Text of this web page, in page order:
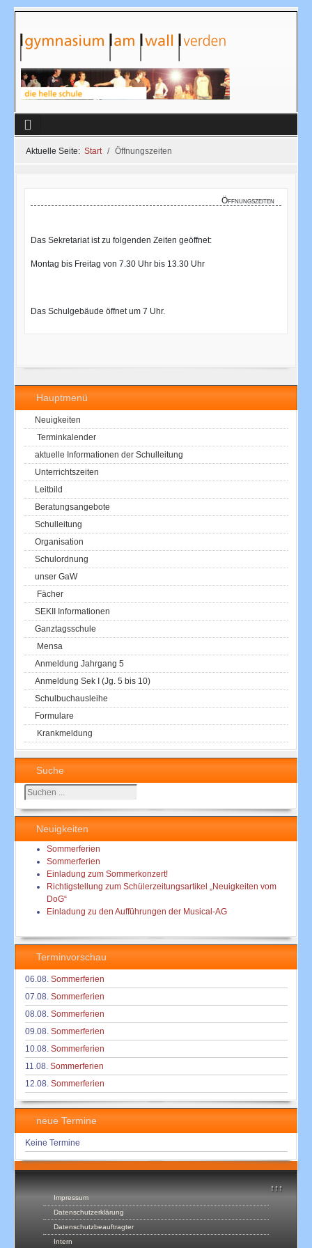
Aktuelle Seite: Start Öffnungszeiten
↑↑↑
Impressum
Datenschutzerklärung
Datenschutzbeauftragter
Intern
Hauptmenü
Neuigkeiten
Terminkalender
aktuelle Informationen der Schulleitung
Unterrichtszeiten
Leitbild
Beratungsangebote
Schulleitung
Organisation
Schulordnung
unser GaW
Fächer
SEKII Informationen
Ganztagsschule
Mensa
Anmeldung Jahrgang 5
Anmeldung Sek I (Jg. 5 bis 10)
Schulbuchausleihe
Formulare
Krankmeldung
Suche
Suchen
...
Neuigkeiten
Sommerferien
Sommerferien
Einladung zum Sommerkonzert!
Richtigstellung zum Schülerzeitungsartikel „Neuigkeiten vom
DoG“
Einladung zu den Aufführungen der Musical-AG
Terminvorschau
06.08. Sommerferien
07.08. Sommerferien
08.08. Sommerferien
09.08. Sommerferien
10.08. Sommerferien
11.08. Sommerferien
12.08. Sommerferien
neue Termine
Keine Termine
Öffnungszeiten
Das Sekretariat ist zu folgenden Zeiten geöffnet:
Montag bis Freitag von 7.30 Uhr bis 13.30 Uhr
Das Schulgebäude öffnet um 7 Uhr.